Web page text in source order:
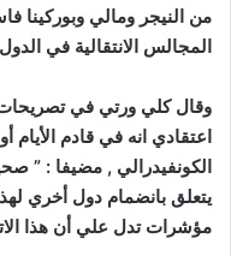
من النيجر ومالي وبوركينا
المجالس الانتقالية في
اعتقادي انه في قادم الأيام
الكونفيدرالي , مضيفا : ”
يتعلق بانضمام دول أخري
مؤشرات تدل علي أن هذا